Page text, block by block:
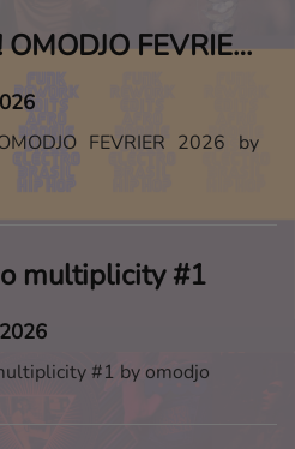
PLAY ! OMODJO FEVRIER 2026
FEVRIER 2026 by
multiplicity #1
#1 by omodjo